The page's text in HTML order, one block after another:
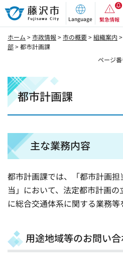
藤沢市
Language 緊急情報
ホーム >市政情報 >市の概要>組織案内 >
部> 都市計画課
ページ
都市計画課
主な業務内容
都市計画課では、「都市計画
当」において、法定都市計画
に総合交通体系に関する業務等
用途地域等のお問い